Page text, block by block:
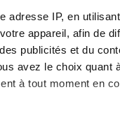
adresse IP, en
appareil, afin de
publicités et du
avez le choix quant
à tout moment en
Pouvez-vous
temps faut-il
vos
14 mars 2023